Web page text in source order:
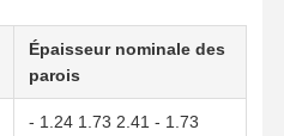
Épaisseur nominale des
parois
- 1.24 1.73 2.41 - 1.73